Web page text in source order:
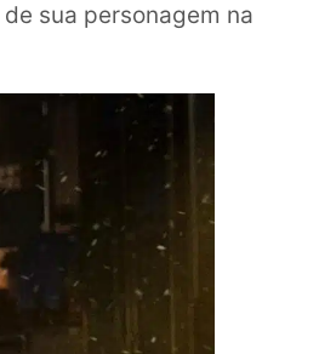
sua personagem na